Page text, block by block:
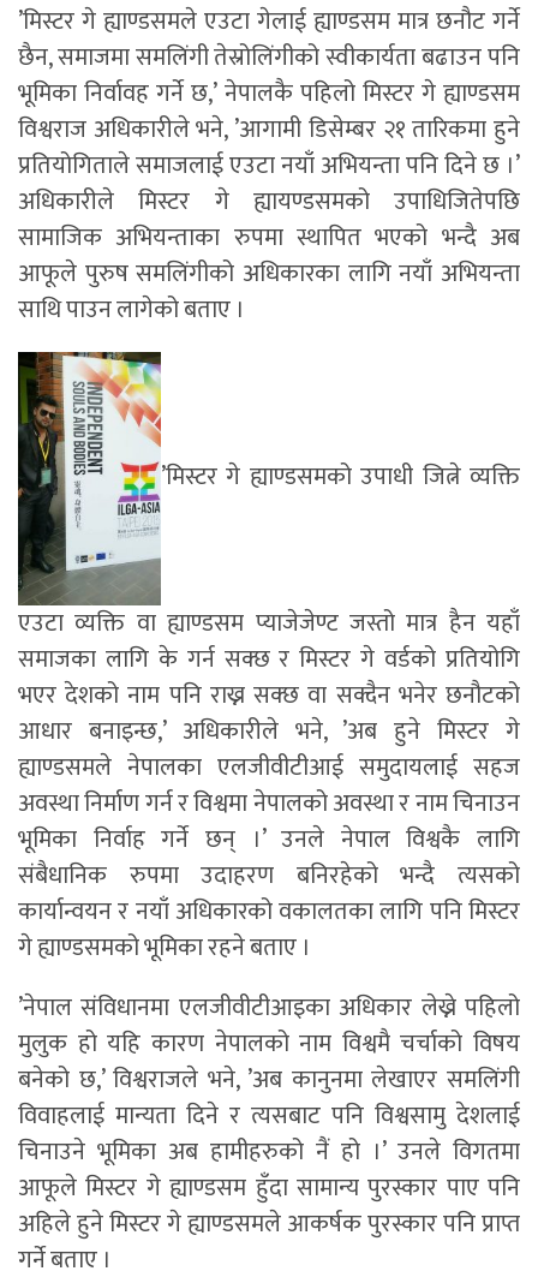
’मिस्टर गे ह्याण्डसमले एउटा गेलाई ह्याण्डसम मात्र छनौट गर्ने
छैन, समाजमा समलिंगी तेस्रोलिंगीको स्वीकार्यता बढाउन पनि
भूमिका निर्वावह गर्ने छ,’ नेपालकै पहिलो मिस्टर गे ह्याण्डसम
विश्वराज अधिकारीले भने, ’आगामी डिसेम्बर २१ तारिकमा हुने
प्रतियोगिताले समाजलाई एउटा नयाँ अभियन्ता पनि दिने छ ।’
अधिकारीले मिस्टर गे ह्यायण्डसमको उपाधिजितेपछि
सामाजिक अभियन्ताका रुपमा स्थापित भएको भन्दै अब
आफूले पुरुष समलिंगीको अधिकारका लागि नयाँ अभियन्ता
साथि पाउन लागेको बताए ।
’मिस्टर गे ह्याण्डसमको उपाधी जित्ने व्यक्ति
एउटा व्यक्ति वा ह्याण्डसम प्याजेजेण्ट जस्तो मात्र हैन यहाँ
समाजका लागि के गर्न सक्छ र मिस्टर गे वर्डको प्रतियोगि
भएर देशको नाम पनि राख्न सक्छ वा सक्दैन भनेर छनौटको
आधार बनाइन्छ,’ अधिकारीले भने, ’अब हुने मिस्टर गे
ह्याण्डसमले नेपालका एलजीवीटीआई समुदायलाई सहज
अवस्था निर्माण गर्न र विश्वमा नेपालको अवस्था र नाम चिनाउन
भूमिका निर्वाह गर्ने छन् ।’ उनले नेपाल विश्वकै लागि
संबैधानिक रुपमा उदाहरण बनिरहेको भन्दै त्यसको
कार्यान्वयन र नयाँ अधिकारको वकालतका लागि पनि मिस्टर
गे ह्याण्डसमको भूमिका रहने बताए ।
’नेपाल संविधानमा एलजीवीटीआइका अधिकार लेख्ने पहिलो
मुलुक हो यहि कारण नेपालको नाम विश्वमै चर्चाको विषय
बनेको छ,’ विश्वराजले भने, ’अब कानुनमा लेखाएर समलिंगी
विवाहलाई मान्यता दिने र त्यसबाट पनि विश्वसामु देशलाई
चिनाउने भूमिका अब हामीहरुको नैं हो ।’ उनले विगतमा
आफूले मिस्टर गे ह्याण्डसम हुँदा सामान्य पुरस्कार पाए पनि
अहिले हुने मिस्टर गे ह्याण्डसमले आकर्षक पुरस्कार पनि प्राप्त
गर्ने बताए ।